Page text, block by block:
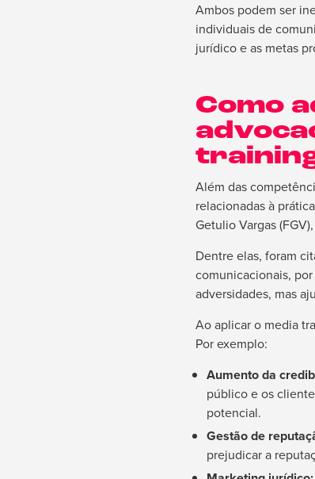
Ambos podem ser
individuais de
jurídico e as metas
Como
Além das
relacionadas à
Getulio Vargas
Dentre elas, foram
comunicacionais,
adversidades, mas
Ao aplicar o media
Por exemplo:
Aumento da
público e os
potencial.
Gestão de
prejudicar a